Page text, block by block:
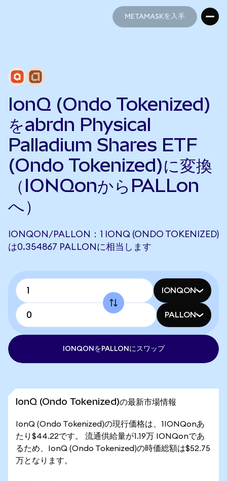
METAMASKを入手
IonQ (Ondo Tokenized)
をabrdn Physical
Palladium Shares ETF
(Ondo Tokenized)に変換
（IONQonからPALLon
へ）
IONQON/PALLON：1 IONQ (ONDO TOKENIZED)
は0.354867 PALLONに相当します
IONQON
PALLON
IONQONをPALLONにスワップ
IonQ (Ondo Tokenized)の最新市場情報
IonQ (Ondo Tokenized)の現行価格は、1IONQonあ
たり$44.22です。 流通供給量が1.19万 IONQonであ
るため、IonQ (Ondo Tokenized)の時価総額は$52.75
万となります。